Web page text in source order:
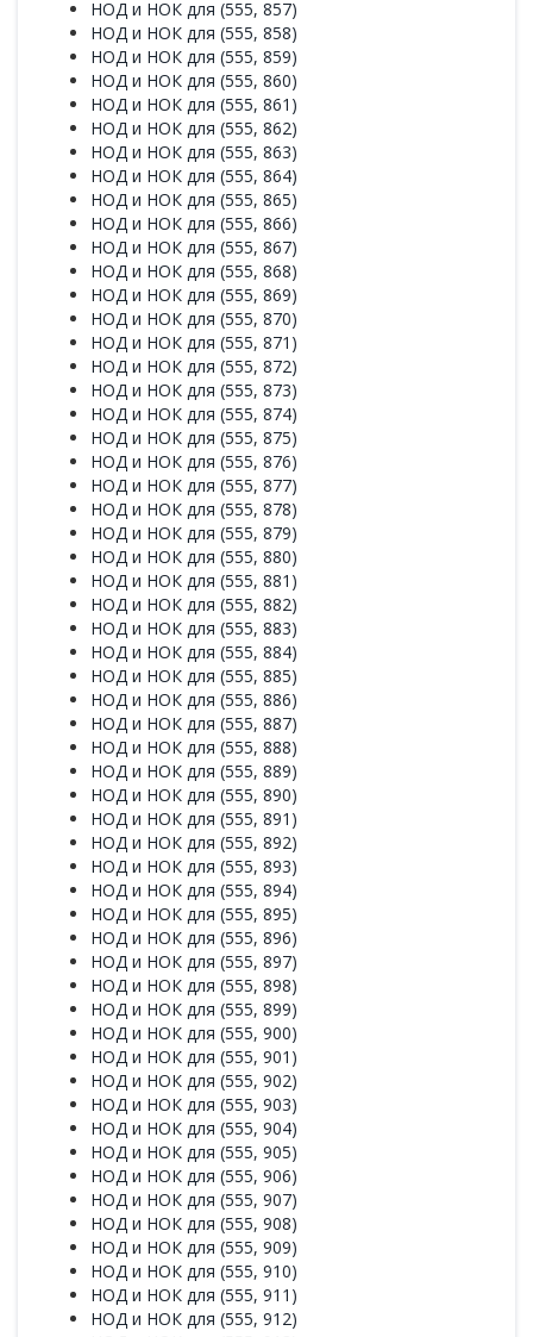
НОД и НОК для (555, 857)
НОД и НОК для (555, 858)
НОД и НОК для (555, 859)
НОД и НОК для (555, 860)
НОД и НОК для (555, 861)
НОД и НОК для (555, 862)
НОД и НОК для (555, 863)
НОД и НОК для (555, 864)
НОД и НОК для (555, 865)
НОД и НОК для (555, 866)
НОД и НОК для (555, 867)
НОД и НОК для (555, 868)
НОД и НОК для (555, 869)
НОД и НОК для (555, 870)
НОД и НОК для (555, 871)
НОД и НОК для (555, 872)
НОД и НОК для (555, 873)
НОД и НОК для (555, 874)
НОД и НОК для (555, 875)
НОД и НОК для (555, 876)
НОД и НОК для (555, 877)
НОД и НОК для (555, 878)
НОД и НОК для (555, 879)
НОД и НОК для (555, 880)
НОД и НОК для (555, 881)
НОД и НОК для (555, 882)
НОД и НОК для (555, 883)
НОД и НОК для (555, 884)
НОД и НОК для (555, 885)
НОД и НОК для (555, 886)
НОД и НОК для (555, 887)
НОД и НОК для (555, 888)
НОД и НОК для (555, 889)
НОД и НОК для (555, 890)
НОД и НОК для (555, 891)
НОД и НОК для (555, 892)
НОД и НОК для (555, 893)
НОД и НОК для (555, 894)
НОД и НОК для (555, 895)
НОД и НОК для (555, 896)
НОД и НОК для (555, 897)
НОД и НОК для (555, 898)
НОД и НОК для (555, 899)
НОД и НОК для (555, 900)
НОД и НОК для (555, 901)
НОД и НОК для (555, 902)
НОД и НОК для (555, 903)
НОД и НОК для (555, 904)
НОД и НОК для (555, 905)
НОД и НОК для (555, 906)
НОД и НОК для (555, 907)
НОД и НОК для (555, 908)
НОД и НОК для (555, 909)
НОД и НОК для (555, 910)
НОД и НОК для (555, 911)
НОД и НОК для (555, 912)